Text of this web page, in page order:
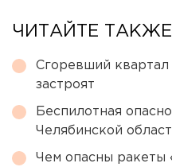
ЧИТАЙТЕ
Сгоревший
застроят
Беспилотная
Челябинской
Чем опасны ракеты